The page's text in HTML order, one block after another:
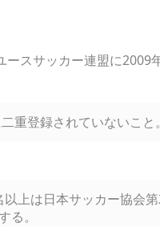
スサッカー連盟に
重登録されていないこと。
上は日本サッカー協会
。